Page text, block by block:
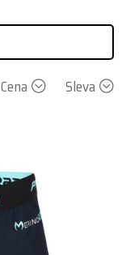
Cena Sleva